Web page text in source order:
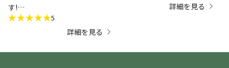
す!
身体にも良くてこれからもず〜
と購入したいと思います!
5
詳細を見る
詳細を見る